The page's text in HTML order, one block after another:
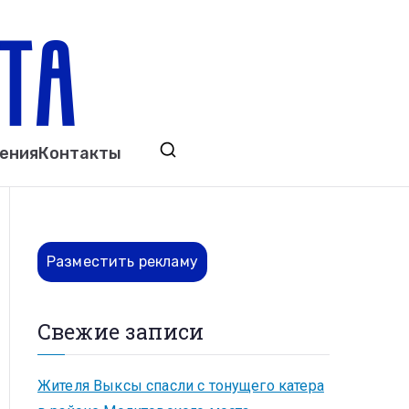
Выкса. Муром. Кулебаки. Навашино,
Контакты
Разместить рекламу
Свежие записи
Жителя Выксы спасли с тонущего катера